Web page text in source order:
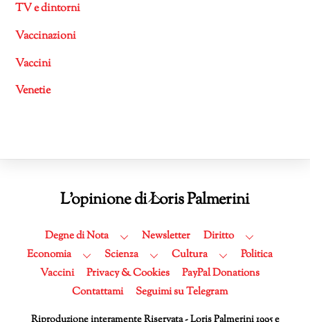
TV e dintorni
Vaccinazioni
Vaccini
Venetie
Back
Top
L'opinione di Loris Palmerini
Degne di Nota Newsletter
Diritto
Economia
Scienza Cultura
Politica
Vaccini
Privacy & Cookies
PayPal Donations
Contattami
Seguimi su Telegram